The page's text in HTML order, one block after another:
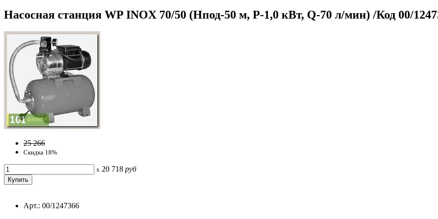
Насосная станция WP INOX 70/50 (Hпод-50 м, P-1,0 кВт, Q-70 л/мин) /Код 00/
25 266
Скидка 18%
x 20 718 руб
Арт.: 00/1247366